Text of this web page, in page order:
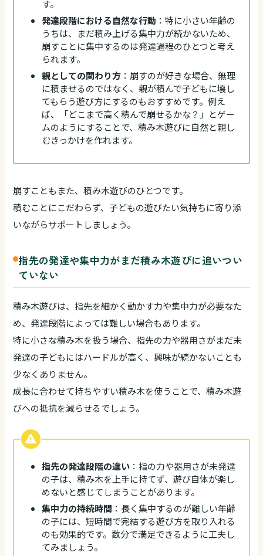
す。
発達段階における自然な行動 ：特に小さい年齢の
うちは、まだ積み上げる集中力が続かないため、
崩すことに集中するのは発達過程のひとつと考え
られます。
親としての関わり方：崩すのが好きな場合、無理
に積ませるのではなく、親が積んで子どもに壊し
てもらう遊び方にするのもおすすめです。例え
ば、「どこまで高く積んで崩せるかな？」とゲー
ムのようにすることで、積み木遊びに自然と親し
むきっかけを作れます。
崩すこともまた、積み木遊びのひとつです。
積むことにこだわらず、子どもの遊びたい気持ちに寄り添
いながらサポートしましょう。
指先の発達や集中力がまだ積み木遊びに追いつい
ていない
積み木遊びは、指先を細かく動かす力や集中力が必要なた
め、発達段階によっては難しい場合もあります。
特に小さな積み木を扱う場合、指先の力や器用さがまだ未
発達の子どもにはハードルが高く、興味が続かないことも
少なくありません。
成長に合わせて持ちやすい積み木を使うことで、積み木遊
びへの抵抗を減らせるでしょう。
指先の発達段階の違い：指の力や器用さが未発達
の子は、積み木を上手に持てず、遊び自体が楽し
めないと感じてしまうことがあります。
集中力の持続時間 ：長く集中するのが難しい年齢
の子には、短時間で完結する遊び方を取り入れる
のも効果的です。数分で満足できるように工夫し
てみましょう。